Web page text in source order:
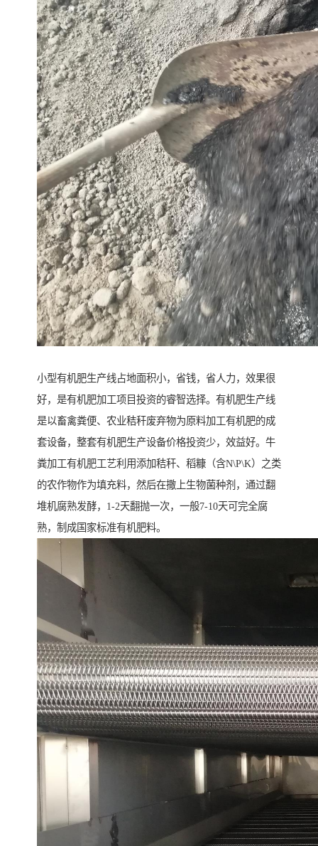
小型有机肥生产线占地面积小，省钱，省人力，效果很
好，是有机肥加工项目投资的睿智选择。有机肥生产线
是以畜禽粪便、农业秸秆废弃物为原料加工有机肥的成
套设备，整套有机肥生产设备价格投资少，效益好。牛
粪加工有机肥工艺利用添加秸秆、稻糠（含N\P\K）之类
的农作物作为填充料，然后在撒上生物菌种剂，通过翻
堆机腐熟发酵，1-2天翻抛一次，一般7-10天可完全腐
熟，制成国家标准有机肥料。